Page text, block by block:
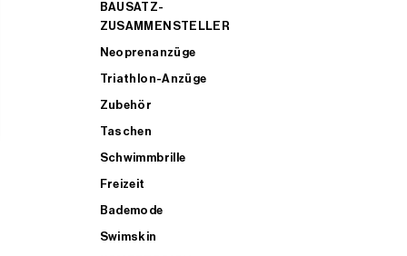
BAUSATZ-
ZUSAMMENSTELLER
Neoprenanzüge
Triathlon-Anzüge
Zubehör
Taschen
Schwimmbrille
Freizeit
Bademode
Swimskin